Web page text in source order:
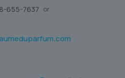
655-7637 or